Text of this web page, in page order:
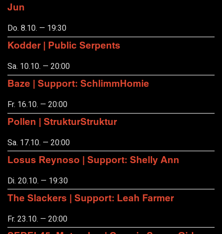
Jun
Do. 8.10. — 19:30
Kodder | Public Serpents
Sa. 10.10. — 20:00
Baze | Support: SchlimmHomie
Fr. 16.10. — 20:00
Pollen | StrukturStruktur
Sa. 17.10. — 20:00
Losus Reynoso | Support: Shelly Ann
Di. 20.10. — 19:30
The Slackers | Support: Leah Farmer
Fr. 23.10. — 20:00